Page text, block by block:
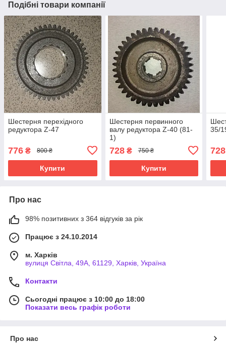
Подібні товари компанії
Шестерня перехідного
редуктора Z-47
776 ₴ 800 ₴
Купити
Шестерня первинного
валу редуктора Z-40 (81-
1)
728₴ 750 ₴
Купити
35/
728
Про нас
98% позитивних з 364 відгуків за рік
Працює з 24.10.2014
м. Харків
вулиця Світла, 49А, 61129, Харків, Україна
Контакти
Сьогодні працює з 10:00 до 18:00
Показати весь графік роботи
Про нас